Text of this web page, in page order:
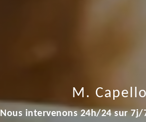
M. Capello
Nous intervenons 24h/24 sur 7j/